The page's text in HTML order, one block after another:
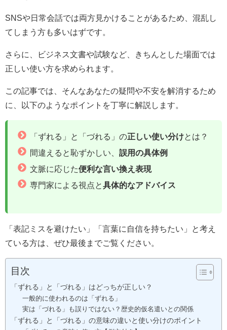
SNSや日常会話では両方見かけることがあるため、混乱し
てしまう方も多いはずです。
さらに、ビジネス文書や試験など、きちんとした場面では
正しい使い方を求められます。
この記事では、そんなあなたの疑問や不安を解消するため
に、以下のようなポイントを丁寧に解説します。
「ずれる」と「づれる」の正しい使い分けとは？
間違えると恥ずかしい、 誤用の具体例
文脈に応じた便利な言い換え表現
専門家による視点と具体的なアドバイス
「表記ミスを避けたい」「言葉に自信を持ちたい」と考え
ている方は、ぜひ最後までご覧ください。
目次
「ずれる」と「づれる」はどっちが正しい？
一般的に使われるのは「ずれる」
実は「づれる」も誤りではない？歴史的仮名遣いとの関係
「ずれる」と「づれる」の意味の違いと使い分けのポイント